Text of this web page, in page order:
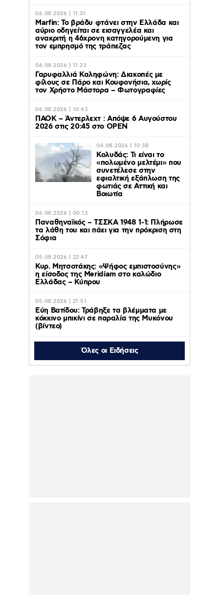
06.08.2026 | 11:31
Marfin: Το βράδυ φτάνει στην Ελλάδα και
αύριο οδηγείται σε εισαγγελέα και
ανακριτή η 46χρονη κατηγορούμενη για
τον εμπρησμό της τράπεζας
06.08.2026 | 11:23
Γαρυφαλλιά Καληφώνη: Διακοπές με
φίλους σε Πάρο και Κουφονήσια, χωρίς
τον Χρήστο Μάστορα – Φωτογραφίες
06.08.2026 | 10:43
ΠΑΟΚ – Άντερλεχτ : Απόψε 6 Αυγούστου
2026 στις 20:45 στο ΟΡΕΝ
06.08.2026 | 10:38
Κολυδάς: Τι είναι το
«πολωμένο μελτέμι» που
συνετέλεσε στην
εφιαλτική εξάπλωση της
φωτιάς σε Αττική και
Βοιωτία
06.08.2026 | 00:13
Παναθηναϊκός – ΤΣΣΚΑ 1948 1-1: Πλήρωσε
τα λάθη του και πάει για την πρόκριση στη
Σόφια
05.08.2026 | 22:47
Κυρ. Μητσοτάκης: «Ψήφος εμπιστοσύνης»
η είσοδος της Meridiam στο καλώδιο
Ελλάδας – Κύπρου
05.08.2026 | 21:51
Εύη Βατίδου: Τράβηξε τα βλέμματα με
κόκκινο μπικίνι σε παραλία της Μυκόνου
(βίντεο)
Όλες οι Ειδήσεις